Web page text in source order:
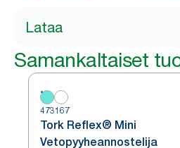
Lataa
Samankaltaiset
473167
Tork Reflex® Mini
Vetopyyheannostelija